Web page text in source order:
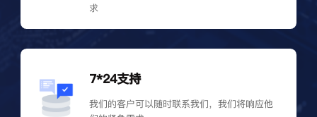
求
7*24支持
我们的客户可以随时联系我们，我们将响应他